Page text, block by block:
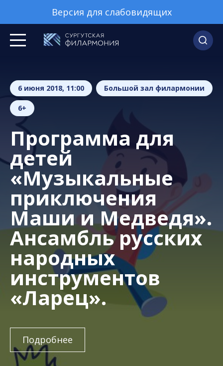
Версия для слабовидящих
6 июня 2018, 11:00 Большой зал филармонии
6+
Программа для
детей
«Музыкальные
приключения
Маши и Медведя».
Ансамбль русских
народных
инструментов
«Ларец».
Подробнее